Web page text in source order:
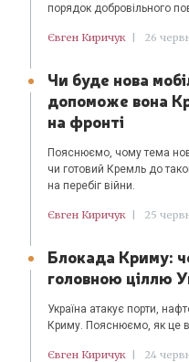
порядок добровільного
Євген Киричук | 26
Чи буде нова
допоможе вона
на фронті
Пояснюємо, чому тема
чи готовий Кремль до
на перебіг війни.
Євген Киричук | 25
Блокада Криму:
головною ціллю
Україна атакує порти,
Криму. Пояснюємо, як це
Євген Киричук | 24